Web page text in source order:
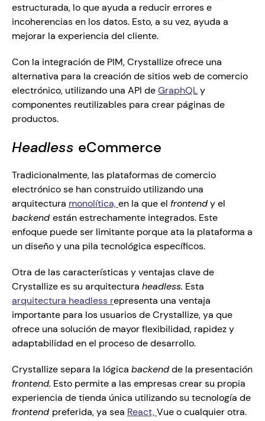
estructurada, lo que ayuda a reducir errores e
incoherencias en los datos. Esto, a su vez, ayuda a
mejorar la experiencia del cliente.
Con la integración de PIM, Crystallize ofrece una
alternativa para la creación de sitios web de comercio
electrónico, utilizando una API de GraphQL y
componentes reutilizables para crear páginas de
productos.
Headless eCommerce
Tradicionalmente, las plataformas de comercio
electrónico se han construido utilizando una
arquitectura monolítica, en la que el frontend
backend están estrechamente integrados. Este
enfoque puede ser limitante porque ata la plataforma a
un diseño y una pila tecnológica específicos.
Otra de las características y ventajas clave de
Crystallize es su arquitectura headless.
arquitectura headless representa una ventaja
importante para los usuarios de Crystallize, ya que
ofrece una solución de mayor flexibilidad, rapidez y
adaptabilidad en el proceso de desarrollo.
Crystallize separa la lógica backend
frontend. Esto permite a las empresas crear su propia
frontend preferida, ya sea React, Vue o cualquier otra.